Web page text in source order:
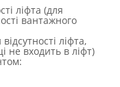
ліфта (для
вантажного
ліфта,
не входить в ліфт)